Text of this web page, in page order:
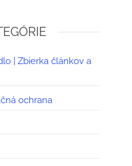
| Zbierka článkov a
ochrana